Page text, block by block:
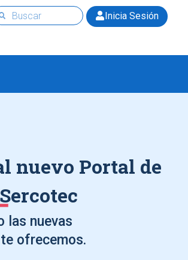
Inicia Sesión
nuevo Portal de
las nuevas
ofrecemos.